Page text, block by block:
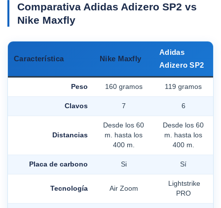
Comparativa Adidas Adizero SP2 vs
Nike Maxfly
Característica Nike Maxfly
Adidas
Adizero SP2
Peso 160 gramos 119 gramos
Clavos 7 6
Distancias
Desde los 60
m. hasta los
400 m.
Desde los 60
m. hasta los
400 m.
Placa de carbono Si Sí
Tecnología Air Zoom
Lightstrike
PRO